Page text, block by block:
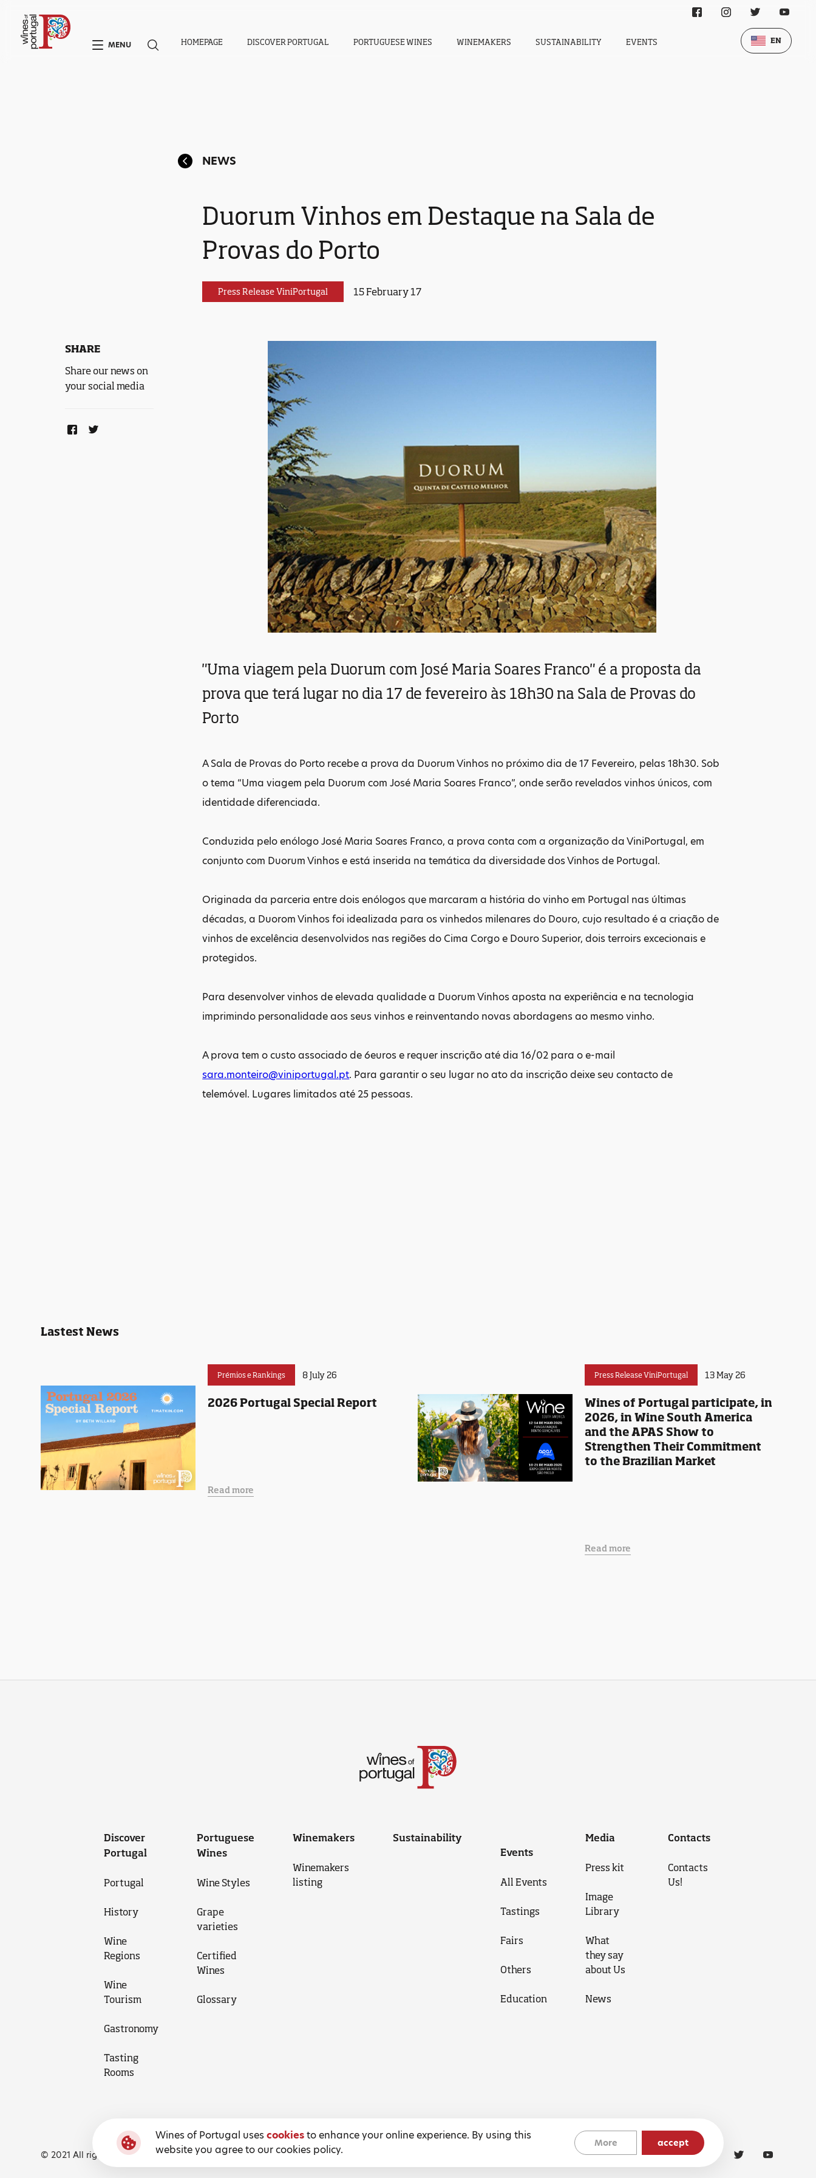
NEWS
Duorum Vinhos em Destaque na Sala de
Provas do Porto
Press Release ViniPortugal 15 February 17
SHARE
Share our news on
your social media
"Uma viagem pela Duorum com José Maria Soares Franco" é a proposta da
prova que terá lugar no dia 17 de fevereiro às 18h30 na Sala de Provas do
Porto
A Sala de Provas do Porto recebe a prova da Duorum Vinhos no próximo dia de 17 Fevereiro, pelas 18h30. Sob
o tema “Uma viagem pela Duorum com José Maria Soares Franco”, onde serão revelados vinhos únicos, com
identidade diferenciada.
Conduzida pelo enólogo José Maria Soares Franco, a prova conta com a organização da ViniPortugal, em
conjunto com Duorum Vinhos e está inserida na temática da diversidade dos Vinhos de Portugal.
Originada da parceria entre dois enólogos que marcaram a história do vinho em Portugal nas últimas
décadas, a Duorom Vinhos foi idealizada para os vinhedos milenares do Douro, cujo resultado é a criação de
vinhos de excelência desenvolvidos nas regiões do Cima Corgo e Douro Superior, dois terroirs excecionais e
protegidos.
Para desenvolver vinhos de elevada qualidade a Duorum Vinhos aposta na experiência e na tecnologia
imprimindo personalidade aos seus vinhos e reinventando novas abordagens ao mesmo vinho.
A prova tem o custo associado de 6euros e requer inscrição até dia 16/02 para o e-mail
sara.monteiro@viniportugal.pt. Para garantir o seu lugar no ato da inscrição deixe seu contacto de
telemóvel. Lugares limitados até 25 pessoas.
Lastest News
Prémios e Rankings 8 July 26
2026 Portugal Special Report
Read more
Press Release ViniPortugal 13 May 26
Wines of Portugal participate, in
2026, in Wine South America
and the APAS Show to
Strengthen Their Commitment
to the Brazilian Market
Read more
MENU HOMEPAGE DISCOVER PORTUGAL PORTUGUESE WINES WINEMAKERS SUSTAINABILITY EVENTS EN
Wines of Portugal uses cookiesto enhance your online experience. By using this
website you agree to our cookies policy.
More accept
Discover
Portugal
Portugal
History
Wine
Regions
Wine
Tourism
Gastronomy
Tasting
Rooms
Portuguese
Wines
Wine Styles
Grape
varieties
Certified
Wines
Glossary
Winemakers
Winemakers
listing
Sustainability
Events
All Events
Tastings
Fairs
Others
Education
Media
Press kit
Image
Library
What
they say
about Us
News
Contacts
Contacts
Us!
© 2021 All rights reserved, Wines of Portugal Cookies Policy